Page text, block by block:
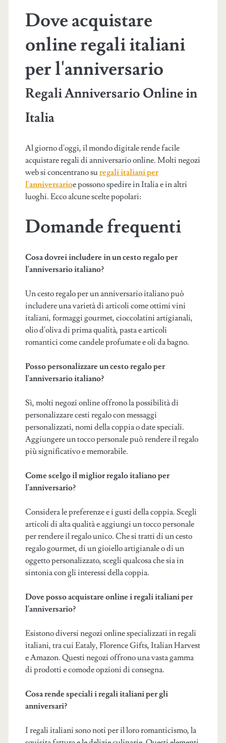
Dove acquistare
online regali italiani
per l'anniversario
Regali Anniversario Online in
Italia
Al giorno d'oggi, il mondo digitale rende facile
acquistare regali di anniversario online. Molti negozi
web si concentrano suregali italiani per
l'anniversarioe possono spedire in Italia e in altri
luoghi. Ecco alcune scelte popolari:
Domande frequenti
Cosa dovrei includere in un cesto regalo per
l'anniversario italiano?
Un cesto regalo per un anniversario italiano può
includere una varietà di articoli come ottimi vini
italiani, formaggi gourmet, cioccolatini artigianali,
olio d'oliva di prima qualità, pasta e articoli
romantici come candele profumate e oli da bagno.
Posso personalizzare un cesto regalo per
l'anniversario italiano?
Sì, molti negozi online offrono la possibilità di
personalizzare cesti regalo con messaggi
personalizzati, nomi della coppia o date speciali.
Aggiungere un tocco personale può rendere il regalo
più significativo e memorabile.
Come scelgo il miglior regalo italiano per
l'anniversario?
Considera le preferenze e i gusti della coppia. Scegli
articoli di alta qualità e aggiungi un tocco personale
per rendere il regalo unico. Che si tratti di un cesto
regalo gourmet, di un gioiello artigianale o di un
oggetto personalizzato, scegli qualcosa che sia in
sintonia con gli interessi della coppia.
Dove posso acquistare online i regali italiani per
l'anniversario?
Esistono diversi negozi online specializzati in regali
italiani, tra cui Eataly, Florence Gifts, Italian Harvest
e Amazon. Questi negozi offrono una vasta gamma
di prodotti e comode opzioni di consegna.
Cosa rende speciali i regali italiani per gli
anniversari?
I regali italiani sono noti per il loro romanticismo, la